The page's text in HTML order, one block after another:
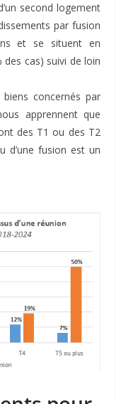
second logement
par fusion
et se situent en
cas) suivi de loin
concernés par
apprennent que
des T1 ou des T2
d’une fusion est un